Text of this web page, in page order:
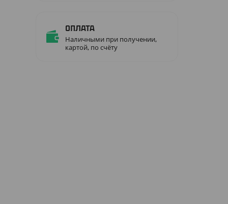
Оплата
Наличными при получении,
картой, по счёту